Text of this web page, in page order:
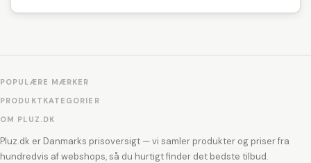
POPULÆRE MÆRKER
PRODUKTKATEGORIER
OM PLUZ.DK
Pluz.dk er Danmarks prisoversigt — vi samler produkter og priser fra
hundredvis af webshops, så du hurtigt finder det bedste tilbud.